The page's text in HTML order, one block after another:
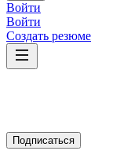
Войти
Войти
Создать резюме
Подписаться